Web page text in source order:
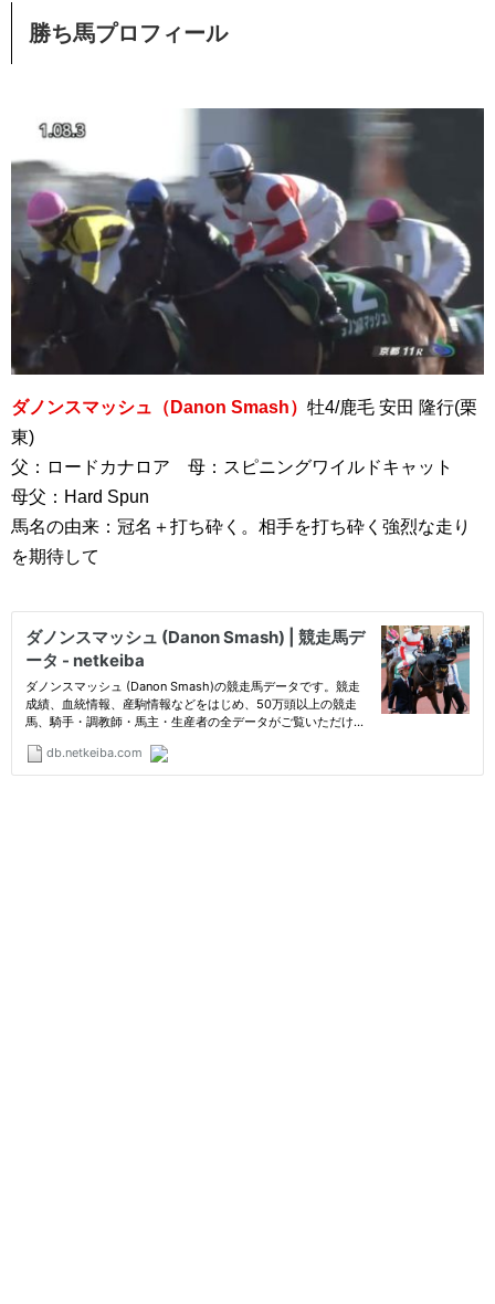
勝ち馬プロフィール
ダノンスマッシュ（Danon Smash） 牡4/鹿毛 安田 隆行(栗
東)
父：ロードカナロア 母：スピニングワイルドキャット
母父：Hard Spun
馬名の由来：冠名＋打ち砕く。相手を打ち砕く強烈な走り
を期待して